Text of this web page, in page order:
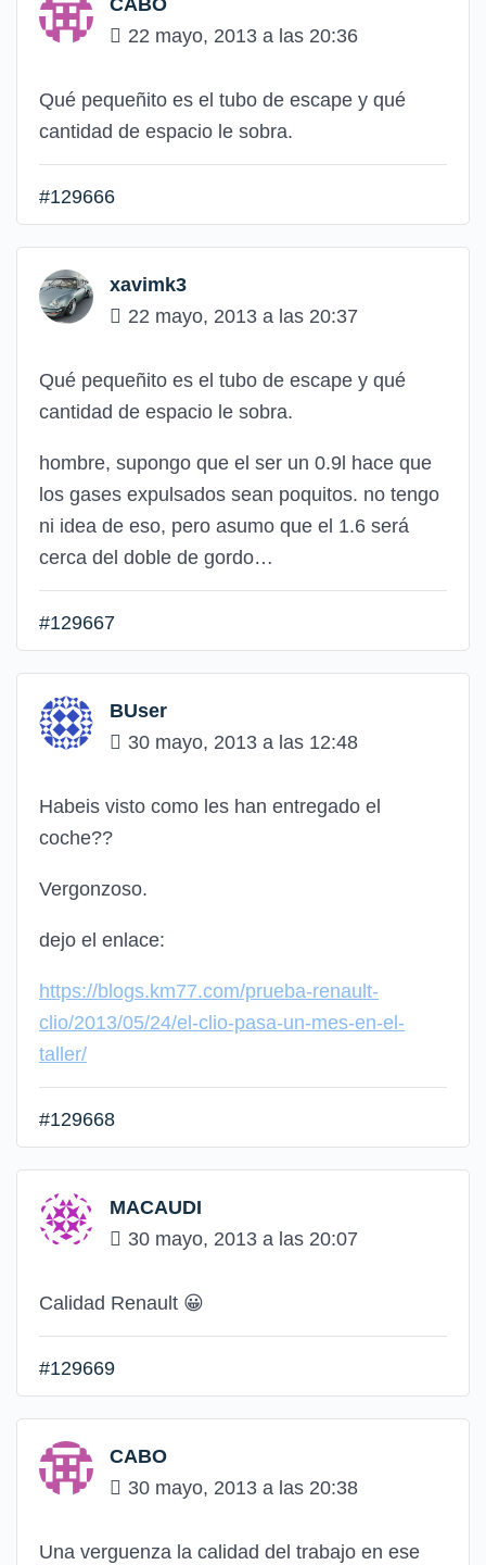
CABO
22 mayo, 2013 a las 20:36
Qué pequeñito es el tubo de escape y qué
cantidad de espacio le sobra.
#129666
xavimk3
22 mayo, 2013 a las 20:37
Qué pequeñito es el tubo de escape y qué
cantidad de espacio le sobra.
hombre, supongo que el ser un 0.9l hace que
los gases expulsados sean poquitos. no tengo
ni idea de eso, pero asumo que el 1.6 será
cerca del doble de gordo…
#129667
BUser
30 mayo, 2013 a las 12:48
Habeis visto como les han entregado el
coche??
Vergonzoso.
dejo el enlace:
https://blogs.km77.com/prueba-renault-
clio/2013/05/24/el-clio-pasa-un-mes-en-el-
taller/
#129668
MACAUDI
30 mayo, 2013 a las 20:07
Calidad Renault 😀
#129669
CABO
30 mayo, 2013 a las 20:38
Una verguenza la calidad del trabajo en ese